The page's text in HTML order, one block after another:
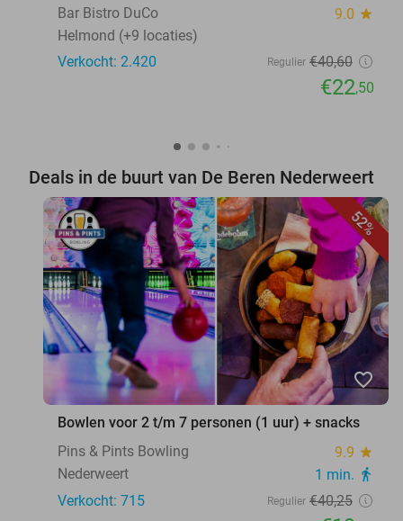
Bar Bistro DuCo
9.0 star
Helmond (+9 locaties)
Verkocht: 2.420
Regulier €40,60
€22,50
Deals in de buurt van De Beren Nederweert
52%
favorite_border
Bowlen voor 2 t/m 7 personen (1 uur) + snacks
Pins & Pints Bowling
9.9 star
Nederweert 1 min. directions_walk
Verkocht: 715 Regulier €40,25